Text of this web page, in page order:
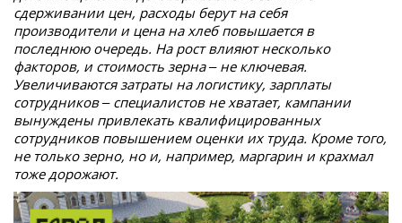
сдерживании цен, расходы берут на себя
производители и цена на хлеб повышается в
последнюю очередь. На рост влияют несколько
факторов, и стоимость зерна – не ключевая.
Увеличиваются затраты на логистику, зарплаты
сотрудников – специалистов не хватает, кампании
вынуждены привлекать квалифицированных
сотрудников повышением оценки их труда. Кроме того,
не только зерно, но и, например, маргарин и крахмал
тоже дорожают.